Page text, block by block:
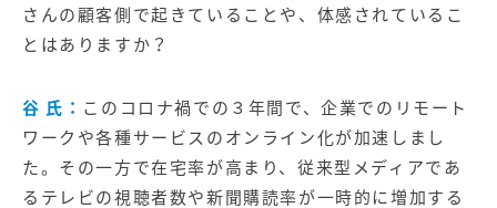
さんの顧客側で起きていることや、体感されているこ
とはありますか？
谷 氏： このコロナ禍での３年間で、企業でのリモート
ワークや各種サービスのオンライン化が加速しまし
た。その一方で在宅率が高まり、従来型メディアであ
るテレビの視聴者数や新聞購読率が一時的に増加する